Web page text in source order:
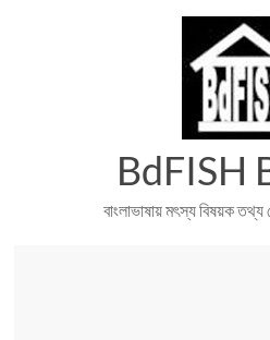
BdFISH
বাংলাভাষায় মৎস্য বিষয়ক